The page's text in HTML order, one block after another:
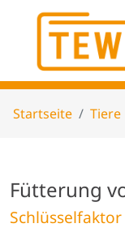
Startseite Tiere
Fütterung